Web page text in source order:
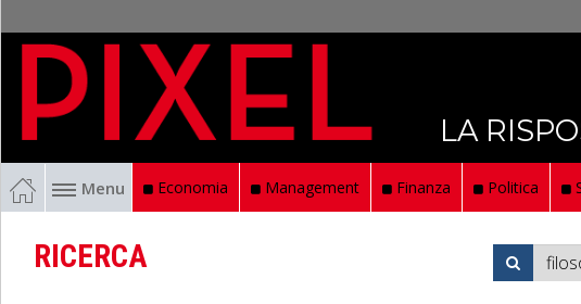
LA
Menu Economia Management Finanza Politica
RICERCA